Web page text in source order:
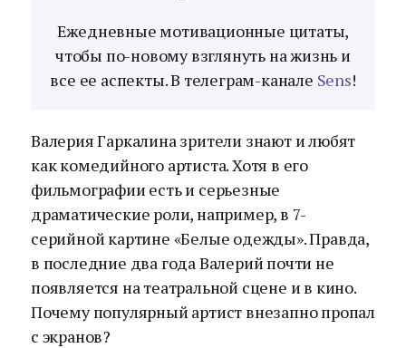
Ежедневные мотивационные цитаты,
чтобы по-новому взглянуть на жизнь и
все ее аспекты. В телеграм-канале Sens!
Валерия Гаркалина зрители знают и любят
как комедийного артиста. Хотя в его
фильмографии есть и серьезные
драматические роли, например, в 7-
серийной картине «Белые одежды». Правда,
в последние два года Валерий почти не
появляется на театральной сцене и в кино.
Почему популярный артист внезапно пропал
с экранов?